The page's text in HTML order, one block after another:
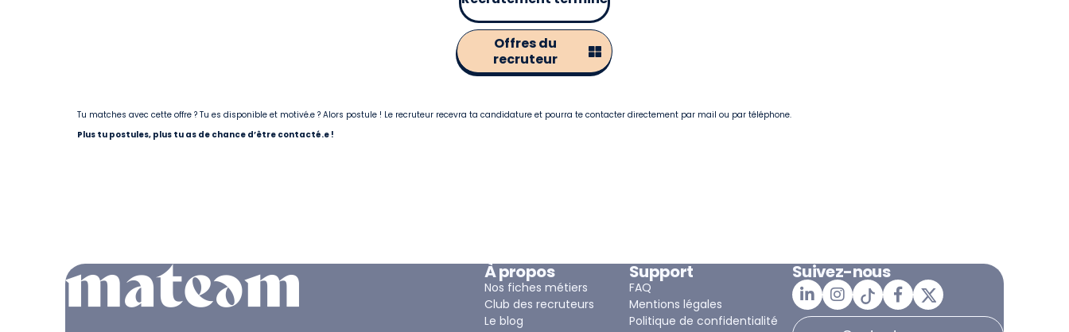
Offres du
recruteur
Tu matches avec cette offre ? Tu es disponible et motivé.e ? Alors postule ! Le recruteur recevra ta candidature et pourra te contacter directement par mail ou par téléphone.
Plus tu postules, plus tu as de chance d’être contacté.e !
À propos
Nos fiches métiers
Club des recruteurs
Le blog
Support
FAQ
Mentions légales
Politique de confidentialité
Suivez-nous